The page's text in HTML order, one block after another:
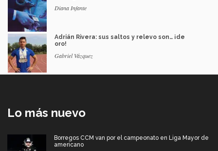
Diana Infante
Adrián Rivera: sus saltos y relevo son… ¡de
oro!
Gabriel Vázquez
Lo más nuevo
Borregos CCM van por el campeonato en Liga Mayor de
americano